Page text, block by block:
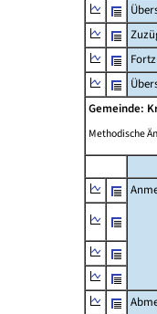
Gemeinde:
Methodische